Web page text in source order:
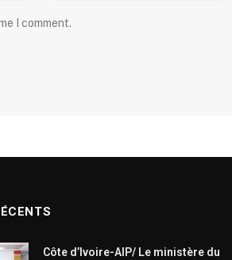
I comment.
Côte d’Ivoire-AIP/ Le ministère du